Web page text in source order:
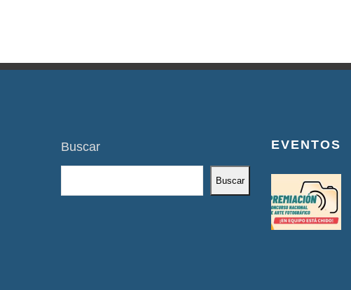
Buscar
Buscar
EVENTOS